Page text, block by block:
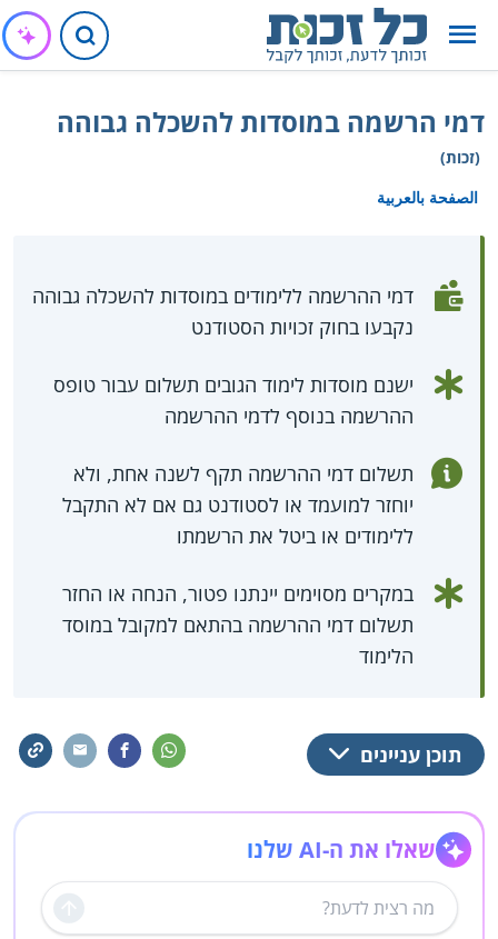
דמי הרשמה במוסדות להשכלה גבוהה
(זכות)
الصفحة بالعربية
דמי ההרשמה ללימודים במוסדות להשכלה גבוהה
נקבעו בחוק זכויות הסטודנט
ישנם מוסדות לימוד הגובים תשלום עבור טופס
ההרשמה בנוסף לדמי ההרשמה
תשלום דמי ההרשמה תקף לשנה אחת, ולא
יוחזר למועמד או לסטודנט גם אם לא התקבל
ללימודים או ביטל את הרשמתו
במקרים מסוימים יינתנו פטור, הנחה או החזר
תשלום דמי ההרשמה בהתאם למקובל במוסד
הלימוד
תוכן עניינים
שאלו את ה-AI שלנו
שליחה